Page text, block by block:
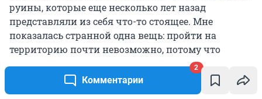
Комментарии
2
руины, которые еще несколько лет назад
представляли из себя что-то стоящее. Мне
показалась странной одна вещь: пройти на
территорию почти невозможно, потому что
справа от здания — металлические ворота и свора
собак, которая не дает подойти близко. Но если я
чем-то заинтересована, я все равно сделаю все,